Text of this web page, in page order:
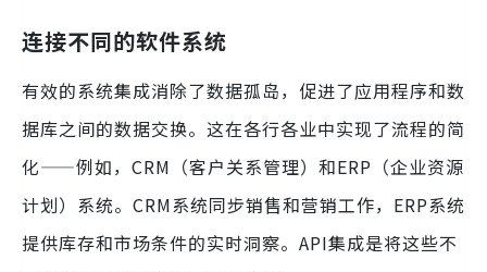
连接不同的软件系统
有效的系统集成消除了数据孤岛，促进了应用程序和数
据库之间的数据交换。这在各行各业中实现了流程的简
化——例如，CRM（客户关系管理）和ERP（企业资源
计划）系统。CRM系统同步销售和营销工作，ERP系统
提供库存和市场条件的实时洞察。API集成是将这些不